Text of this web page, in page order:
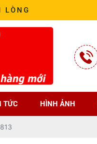
LÒNG
TỨC HÌNH ẢNH